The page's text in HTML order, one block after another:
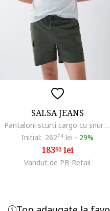
SALSA JEANS
Pantaloni scurti cargo cu snur in talie
Initial: 26274lei - 29%
18392lei
Vandut de PB Retail